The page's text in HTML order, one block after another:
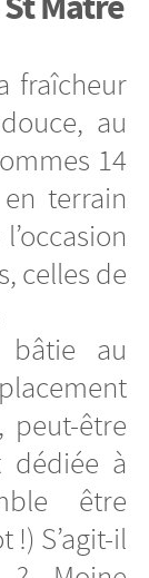
fraîcheur
au
14
terrain
celles de
bâtie au
peut-être
dédiée à
être
!) S’agit-il